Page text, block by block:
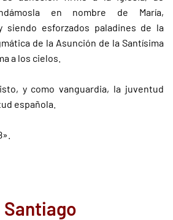
en nombre de María,
siendo esforzados paladines de la
de la Asunción de la Santísima
a los cielos.
y como vanguardia, la juventud
española.
Santiago